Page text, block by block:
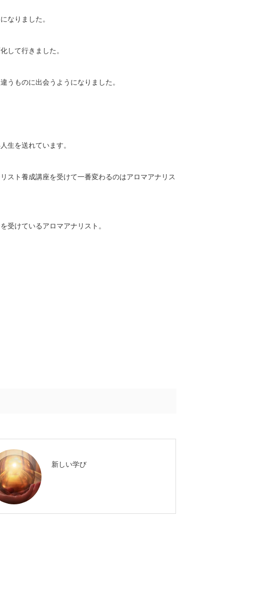
なりました。
して行きました。
うものに出会うようになりました。
生を送れています。
スト養成講座を受けて一番変わるのはアロマアナリス
受けているアロマアナリスト。
新しい学び